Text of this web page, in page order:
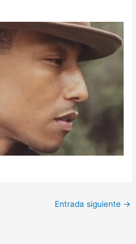
Entrada siguiente →